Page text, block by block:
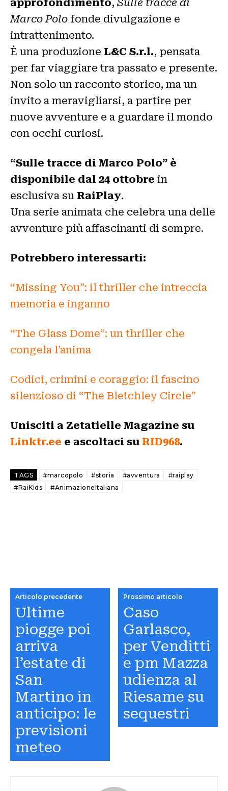
approfondimento,Sulle tracce di
Marco Polo fonde divulgazione e
intrattenimento.
È una produzione L&C S.r.l., pensata
per far viaggiare tra passato e presente.
Non solo un racconto storico, ma un
invito a meravigliarsi, a partire per
nuove avventure e a guardare il mondo
con occhi curiosi.
“Sulle tracce di Marco Polo” è
disponibile dal 24 ottobre in
esclusiva su RaiPlay.
Una serie animata che celebra una delle
avventure più affascinanti di sempre.
Potrebbero interessarti:
“Missing You”: il thriller che intreccia
memoria e inganno
“The Glass Dome”: un thriller che
congela l’anima
Codici, crimini e coraggio: il fascino
silenzioso di “The Bletchley Circle”
Unisciti a Zetatielle Magazine su
Linktr.ee e ascoltaci su RID968.
TAGS #marcopolo #storia #avventura
#raiplay
#RaiKids
#AnimazioneItaliana
Articolo precedente
Ultime
piogge poi
arriva
l’estate di
San
Martino in
anticipo: le
previsioni
meteo
Prossimo articolo
Caso
Garlasco,
per Venditti
e pm Mazza
udienza al
Riesame su
sequestri